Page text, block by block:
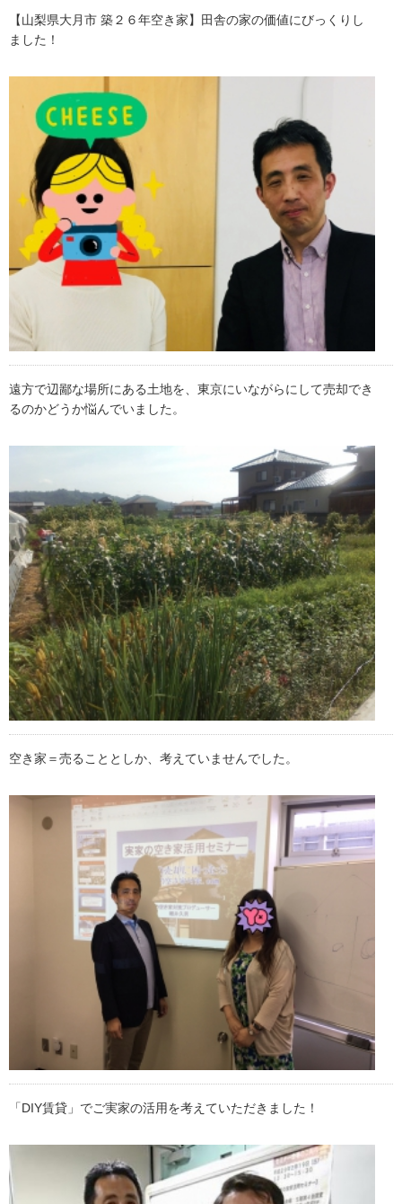
【山梨県大月市 築２６年空き家】田舎の家の価値にびっくりし
ました！
遠方で辺鄙な場所にある土地を、東京にいながらにして売却でき
るのかどうか悩んでいました。
空き家＝売ることとしか、考えていませんでした。
「DIY賃貸」でご実家の活用を考えていただきました！